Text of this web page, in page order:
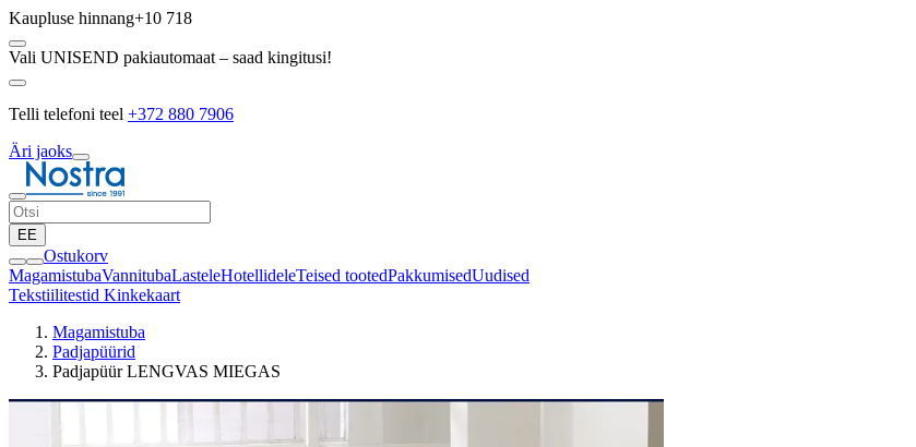
Kaupluse hinnang+10 718
Vali UNISEND pakiautomaat – saad kingitusi!
Telli telefoni teel +372 880 7906
Äri jaoks
EE
Ostukorv
MagamistubaVannitubaLasteleHotellideleTeised tootedPakkumisedUudised
Tekstiilitestid Kinkekaart
Magamistuba
Padjapüürid
Padjapüür LENGVAS MIEGAS